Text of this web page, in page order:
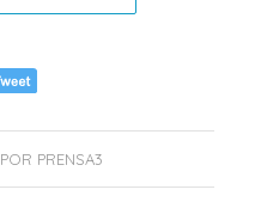
POR PRENSA3